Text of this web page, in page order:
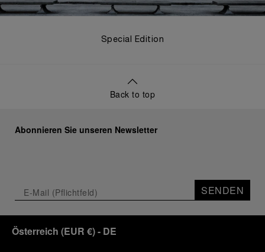
Special Edition
Back to top
Abonnieren Sie unseren Newsletter
SENDEN
Österreich (EUR €)- DE